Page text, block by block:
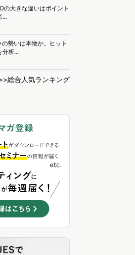
の大きな違いはポイント
...
勢いは本物か。ヒット
分析...
総合人気ランキング